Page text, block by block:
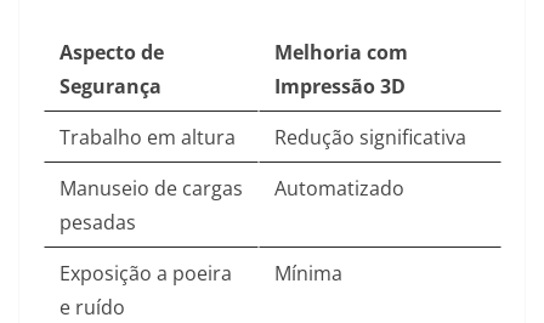
Aspecto de
Segurança
Melhoria com
Impressão 3D
Trabalho em altura
Redução significativa
Manuseio de cargas
pesadas
Automatizado
Exposição a poeira
e ruído
Mínima